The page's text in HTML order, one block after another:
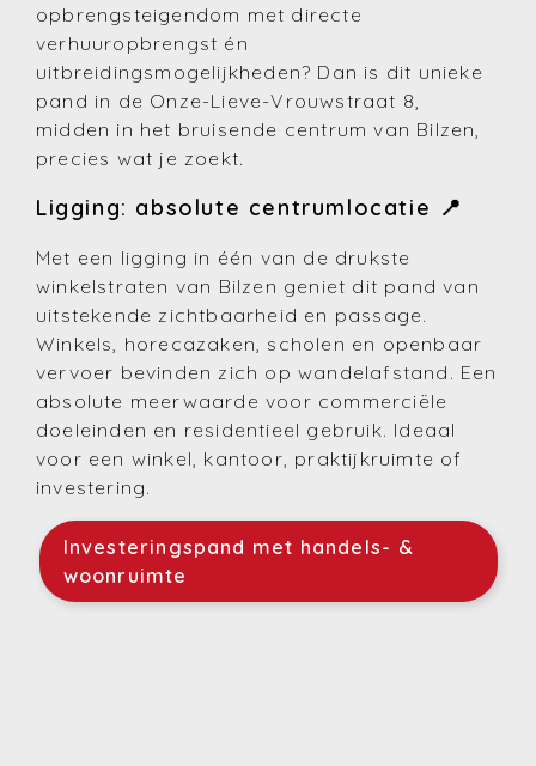
opbrengsteigendom met directe
verhuuropbrengst én
uitbreidingsmogelijkheden? Dan is dit unieke
pand in de Onze-Lieve-Vrouwstraat 8,
midden in het bruisende centrum van Bilzen,
precies wat je zoekt.
Ligging: absolute centrumlocatie 📍
Met een ligging in één van de drukste
winkelstraten van Bilzen geniet dit pand van
uitstekende zichtbaarheid en passage.
Winkels, horecazaken, scholen en openbaar
vervoer bevinden zich op wandelafstand. Een
absolute meerwaarde voor commerciële
doeleinden en residentieel gebruik. Ideaal
voor een winkel, kantoor, praktijkruimte of
investering.
Investeringspand met handels- &
woonruimte